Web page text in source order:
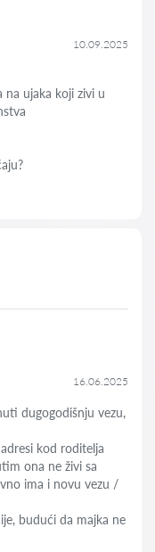
10.09.2025
na ujaka koji zivi u
16.06.2025
dugogodišnju vezu,
kod roditelja
ona ne živi sa
ima i novu vezu /
budući da majka ne